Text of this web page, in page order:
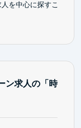
を中心に探すこ
ン求人の「時